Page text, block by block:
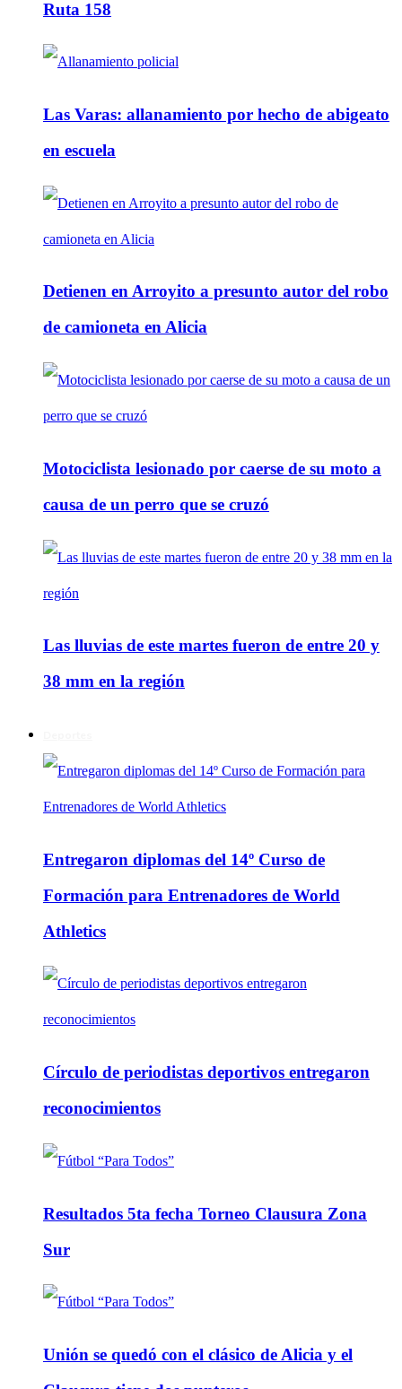
Ruta 158
Las Varas: allanamiento por hecho de abigeato
en escuela
Detienen en Arroyito a presunto autor del robo
de camioneta en Alicia
Motociclista lesionado por caerse de su moto a
causa de un perro que se cruzó
Las lluvias de este martes fueron de entre 20 y
38 mm en la región
Entregaron diplomas del 14º Curso de
Formación para Entrenadores de World
Athletics
Círculo de periodistas deportivos entregaron
reconocimientos
Resultados 5ta fecha Torneo Clausura Zona
Sur
Unión se quedó con el clásico de Alicia y el